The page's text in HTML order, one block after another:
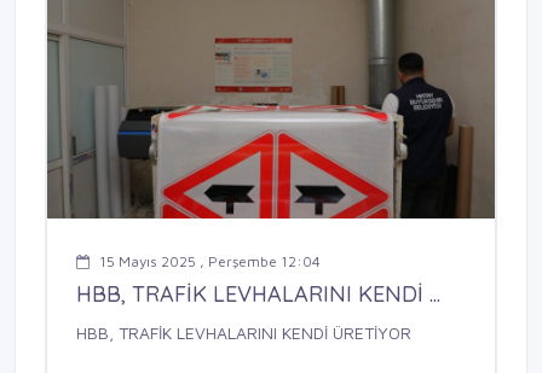
15 Mayıs 2025 , Perşembe 12:04
HBB, TRAFİK LEVHALARINI KENDİ ...
HBB, TRAFİK LEVHALARINI KENDİ ÜRETİYOR